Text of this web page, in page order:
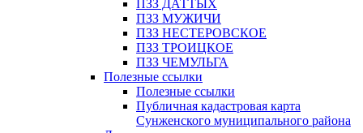
ПЗЗ ДАТТЫХ
ПЗЗ МУЖИЧИ
ПЗЗ НЕСТЕРОВСКОЕ
ПЗЗ ТРОИЦКОЕ
ПЗЗ ЧЕМУЛЬГА
Полезные ссылки
Полезные ссылки
Публичная кадастровая карта
Сунженского муниципального района